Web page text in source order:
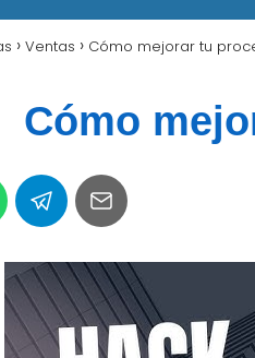
Ventas Cómo mejorar tu
Cómo